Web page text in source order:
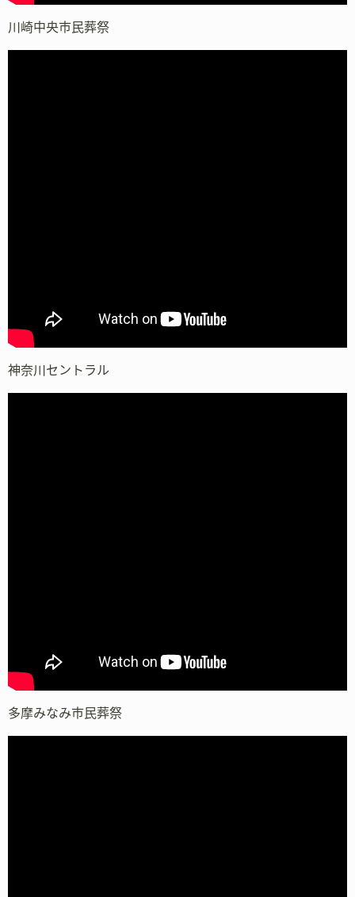
川崎中央市民葬祭
神奈川セントラル
多摩みなみ市民葬祭